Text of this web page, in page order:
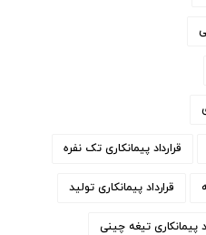
قرارداد پیمانکاری تک نفره
قرارداد پیمانکاری تولید
پیمانکاری تیغه چینی